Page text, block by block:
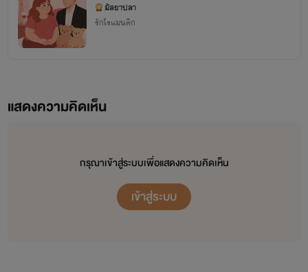
มัสยาปลา
รักโรแมนติก
แสดงความคิดเห็น
กรุณาเข้าสู่ระบบเพื่อแสดงความคิดเห็น
เข้าสู่ระบบ